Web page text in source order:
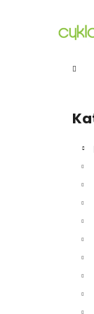
Zpět
Zpět